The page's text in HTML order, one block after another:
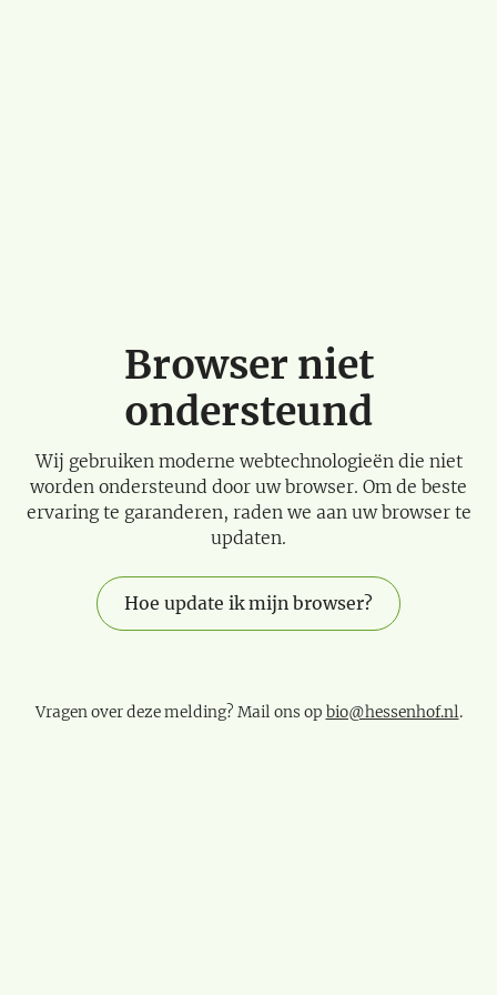
Browser niet
ondersteund
Wij gebruiken moderne webtechnologieën die niet
worden ondersteund door uw browser. Om de beste
ervaring te garanderen, raden we aan uw browser te
updaten.
Hoe update ik mijn browser?
Vragen over deze melding? Mail ons op bio@hessenhof.nl.